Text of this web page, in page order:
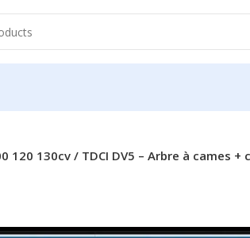
120 130cv / TDCI DV5 – Arbre à